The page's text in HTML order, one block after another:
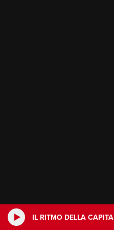
IL RITMO DELLA